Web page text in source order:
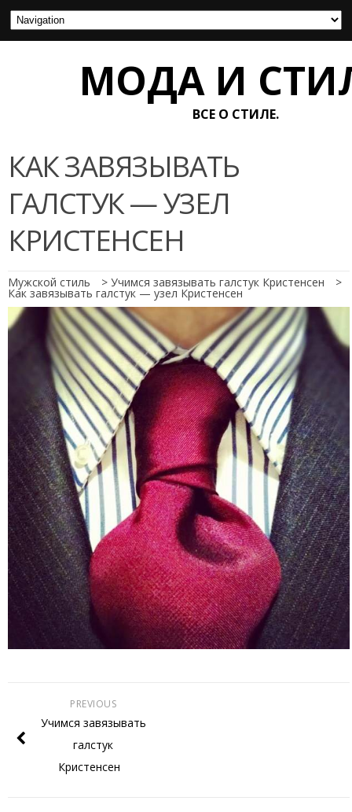
МОДА И
ВСЕ О СТИЛЕ.
КАК ЗАВЯЗЫВАТЬ
ГАЛСТУК — УЗЕЛ
КРИСТЕНСЕН
Мужской стиль > Учимся завязывать галстук Кристенсен >
Как завязывать галстук — узел Кристенсен
PREVIOUS
Учимся завязывать
галстук
Кристенсен